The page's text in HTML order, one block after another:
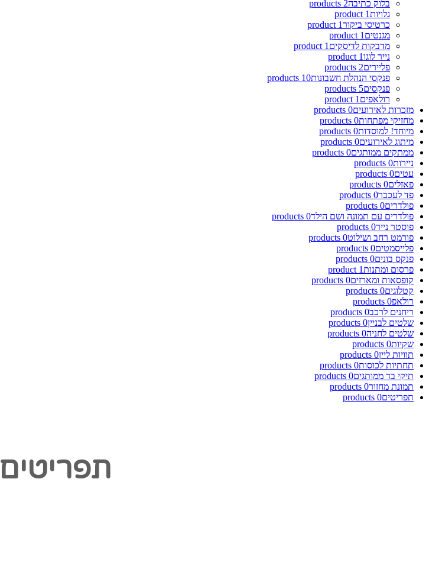
בלוק כתיבה2
products
גלויות1
product
כרטיסי ביקור1
product
מגנטים 1
product
מדבקות לדיסקים 1
product
נייר לוגו1
product
פליירים2
products
פנקסי הנהלת חשבונות10
products
פנקסים5
products
רולאפים 1
product
מזכרות לאירועים0
products
מחזיקי מפתחות0
products
מיוחד! למוסדות0
products
מיתוג לאירועים0
products
ממתקים ממותגים0
products
ניירות0
products
עטים0
products
פאזלים0
products
פד לעכבר0
products
פולדרים0
products
פולדרים עם תמונה ושם הילד0
products
פוסטר נייר0
products
פורמט רחב ושילוט0
products
פלייסמטים0
products
פנקס בונים0
products
פרסום ומתנות1
product
קופסאות ומארזים0
products
קטלוגים0
products
רולאפ0
products
ריחנים לרכב0
products
שלטים לבניין0
products
שלטים לחניה0
products
שקיות0
products
תוויות ליין0
products
תחתיות לכוסות0
products
תיקי בד ממותגים0
products
תמונת מחזור0
products
תפריטים0
products
תפריטים